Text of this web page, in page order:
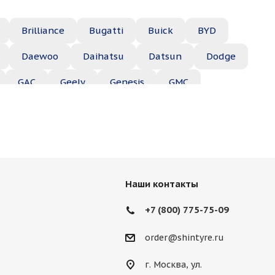
Brilliance Bugatti Buick BYD
Daewoo Daihatsu Datsun Dodge
GAC Geely Genesis GMC
Renault Rolls-Royce
Suzuki Tesla
Наши контакты
+7 (800) 775-75-09
order@shintyre.ru
г. Москва, ул.